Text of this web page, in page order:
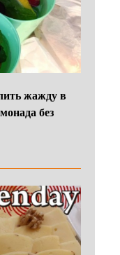
жажду в
без